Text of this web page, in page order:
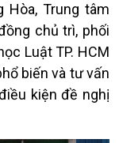
Hòa, Trung tâm
chủ trì, phối
Luật TP. HCM
biến và tư vấn
kiện đề nghị